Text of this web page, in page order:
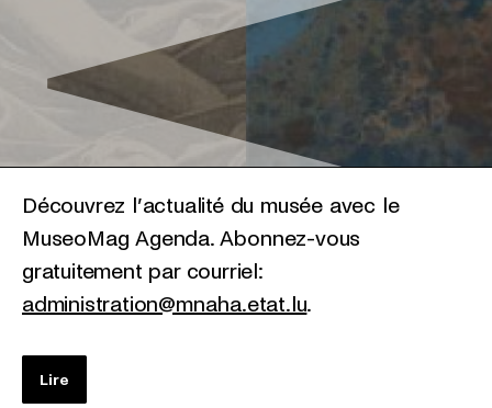
Découvrez l’actualité du musée avec le
MuseoMag Agenda. Abonnez-vous
gratuitement par courriel:
administration@mnaha.etat.lu.
Lire